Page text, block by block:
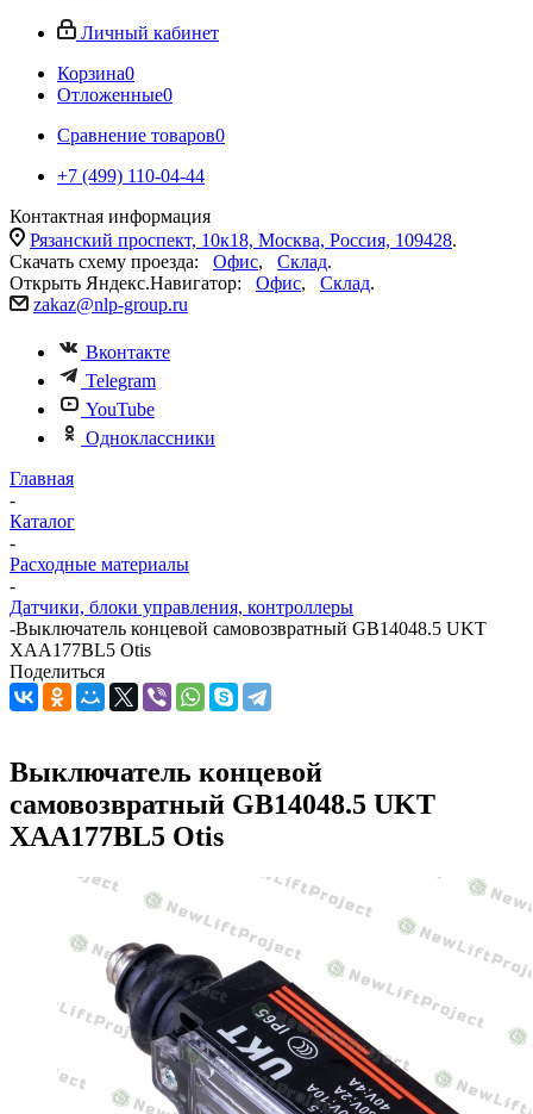
Личный кабинет
Корзина0
Отложенные0
Сравнение товаров0
+7 (499) 110-04-44
Контактная информация
Рязанский проспект, 10к18, Москва, Россия, 109428.
Скачать схему проезда: Офис, Склад.
Открыть Яндекс.Навигатор: Офис, Склад.
zakaz@nlp-group.ru
Вконтакте
Telegram
YouTube
Одноклассники
Главная
-
Каталог
-
Расходные материалы
-
Датчики, блоки управления, контроллеры
-Выключатель концевой самовозвратный GB14048.5 UKT
XAA177BL5 Otis
Поделиться
Выключатель концевой
самовозвратный GB14048.5 UKT
XAA177BL5 Otis